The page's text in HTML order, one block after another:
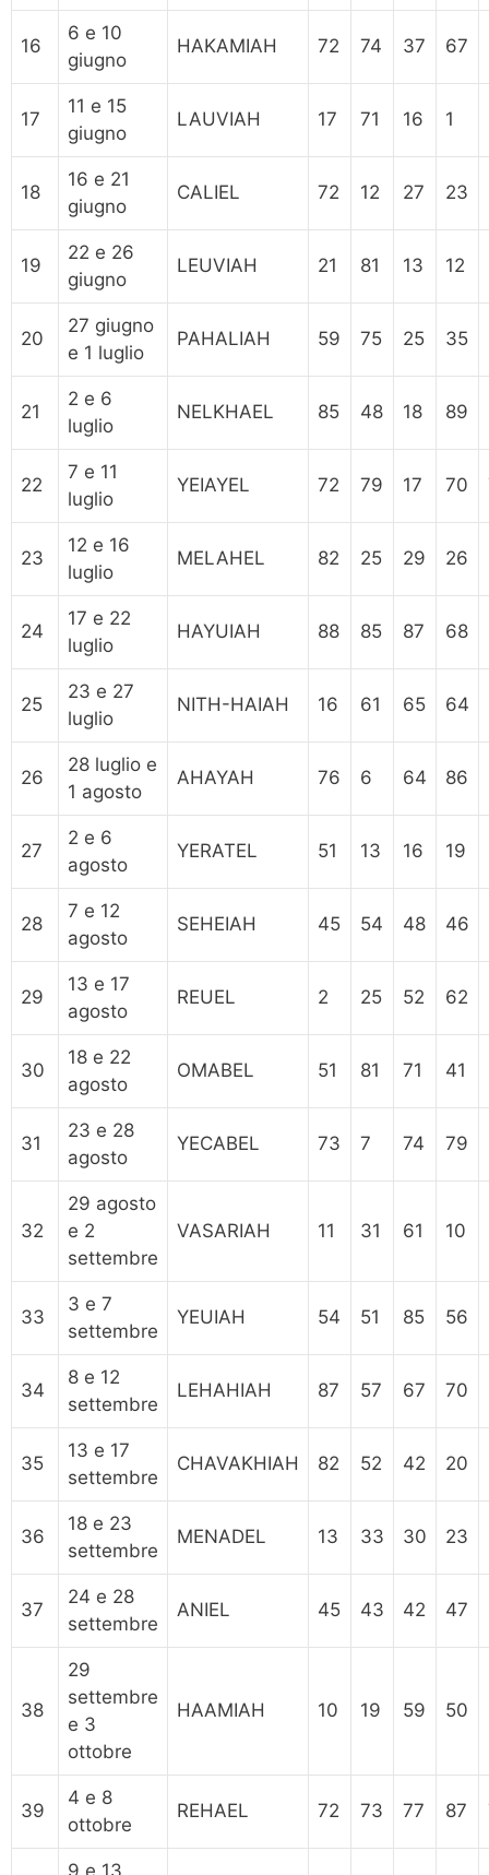
16
6 e 10
giugno
HAKAMIAH 72 74 37 67
17
11 e 15
giugno
LAUVIAH 17 71 16 1
18
16 e 21
giugno
CALIEL 72 12 27 23
19
22 e 26
giugno
LEUVIAH 21 81 13 12
20
27 giugno
e 1 luglio
PAHALIAH 59 75 25 35
21
2 e 6
luglio
NELKHAEL 85 48 18 89
22
7 e 11
luglio
YEIAYEL 72 79 17 70
23
12 e 16
luglio
MELAHEL 82 25 29 26
24
17 e 22
luglio
HAYUIAH 88 85 87 68
25
23 e 27
luglio
NITH-HAIAH 16 61 65 64
26
28 luglio e
1 agosto
AHAYAH 76 6 64 86
27
2 e 6
agosto
YERATEL 51 13 16 19
28
7 e 12
agosto
SEHEIAH 45 54 48 46
29
13 e 17
agosto
REUEL 2 25 52 62
30
18 e 22
agosto
OMABEL 51 81 71 41
31
23 e 28
agosto
YECABEL 73 7 74 79
32
29 agosto
e 2
settembre
VASARIAH 11 31 61 10
33
3 e 7
settembre
YEUIAH 54 51 85 56
34
8 e 12
settembre
LEHAHIAH 87 57 67 70
35
13 e 17
settembre
CHAVAKHIAH 82 52 42 20
36
18 e 23
settembre
MENADEL 13 33 30 23
37
24 e 28
settembre
ANIEL 45 43 42 47
38
29
settembre
e 3
ottobre
HAAMIAH 10 19 59 50
39
4 e 8
ottobre
REHAEL 72 73 77 87